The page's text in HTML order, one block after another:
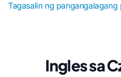
Tagasalin ng pangangalagang
Ingles sa